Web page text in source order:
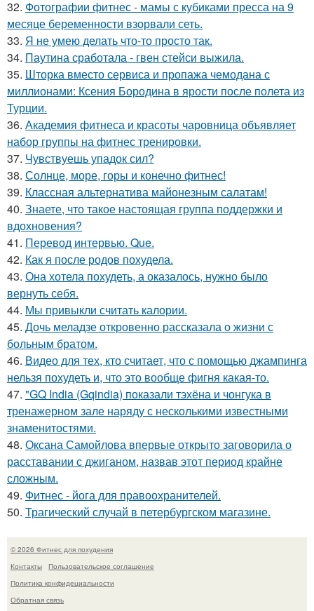
32. Фотографии фитнес - мамы с кубиками пресса на 9
месяце беременности взорвали сеть.
33. Я не умею делать что-то просто так.
34. Паутина сработала - гвен стейси выжила.
35. Шторка вместо сервиса и пропажа чемодана с
миллионами: Ксения Бородина в ярости после полета из
Турции.
36. Академия фитнеса и красоты чаровница объявляет
набор группы на фитнес тренировки.
37. Чувствуешь упадок сил?
38. Солнце, море, горы и конечно фитнес!
39. Классная альтернатива майонезным салатам!
40. Знаете, что такое настоящая группа поддержки и
вдохновения?
41. Перевод интервью. Que.
42. Как я после родов похудела.
43. Она хотела похудеть, а оказалось, нужно было
вернуть себя.
44. Мы привыкли считать калории.
45. Дочь меладзе откровенно рассказала о жизни с
больным братом.
46. Видео для тех, кто считает, что с помощью джампинга
нельзя похудеть и, что это вообще фигня какая-то.
47. "GQ India (Gqindia) показали тэхёна и чонгука в
тренажерном зале наряду с несколькими известными
знаменитостями.
48. Оксана Самойлова впервые открыто заговорила о
расставании с джиганом, назвав этот период крайне
сложным.
49. Фитнес - йога для правоохранителей.
50. Трагический случай в петербургском магазине.
© 2026 Фитнес для похудения
Контакты
Пользовательское соглашение
Политика конфидециальности
Обратная связь